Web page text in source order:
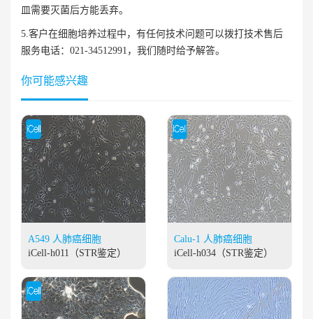
皿需要灭菌后方能丢弃。
5.客户在细胞培养过程中，有任何技术问题可以拨打技术售后
服务电话：021-34512991，我们随时给予解答。
你可能感兴趣
A549 人肺癌细胞
iCell-h011（STR鉴定）
Calu-1 人肺癌细胞
iCell-h034（STR鉴定）